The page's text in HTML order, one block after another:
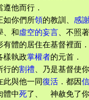
他而行．
如你們所領的教訓、 感謝
、和虛空的妄言 、不照
有體的居住在基督裡面．
樣執政掌權者的元首．
行的割禮 、乃是基督使
此與他一同復活 ．都因信
體中死了、 神赦免了你